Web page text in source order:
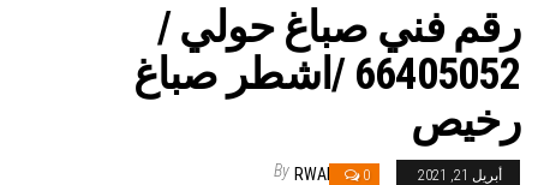
رقم فني صباغ حولي /
66405052 /اشطر صباغ
رخيص
أبريل 21, 2021 0
By RWAN